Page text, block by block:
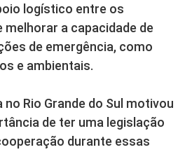
logístico entre os
melhorar a capacidade de
de emergência, como
e ambientais.
Rio Grande do Sul motivou
de ter uma legislação
durante essas